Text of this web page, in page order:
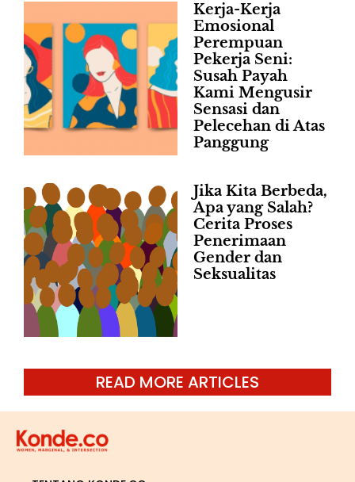
Kerja-Kerja
Emosional
Perempuan
Pekerja Seni:
Susah Payah
Kami Mengusir
Sensasi dan
Pelecehan di Atas
Panggung
Jika Kita Berbeda,
Apa yang Salah?
Cerita Proses
Penerimaan
Gender dan
Seksualitas
READ MORE ARTICLES